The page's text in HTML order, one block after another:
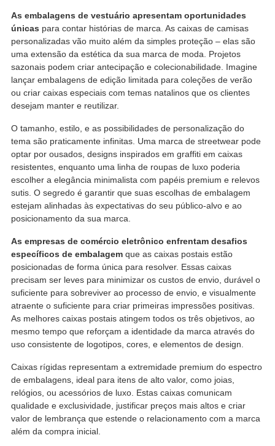
As embalagens de vestuário apresentam oportunidades
únicas para contar histórias de marca. As caixas de camisas
personalizadas vão muito além da simples proteção – elas são
uma extensão da estética da sua marca de moda. Projetos
sazonais podem criar antecipação e colecionabilidade. Imagine
lançar embalagens de edição limitada para coleções de verão
ou criar caixas especiais com temas natalinos que os clientes
desejam manter e reutilizar.
O tamanho, estilo, e as possibilidades de personalização do
tema são praticamente infinitas. Uma marca de streetwear pode
optar por ousados, designs inspirados em graffiti em caixas
resistentes, enquanto uma linha de roupas de luxo poderia
escolher a elegância minimalista com papéis premium e relevos
sutis. O segredo é garantir que suas escolhas de embalagem
estejam alinhadas às expectativas do seu público-alvo e ao
posicionamento da sua marca.
As empresas de comércio eletrônico enfrentam desafios
específicos de embalagemque as caixas postais estão
posicionadas de forma única para resolver. Essas caixas
precisam ser leves para minimizar os custos de envio, durável o
suficiente para sobreviver ao processo de envio, e visualmente
atraente o suficiente para criar primeiras impressões positivas.
As melhores caixas postais atingem todos os três objetivos, ao
mesmo tempo que reforçam a identidade da marca através do
uso consistente de logotipos, cores, e elementos de design.
Caixas rígidas representam a extremidade premium do espectro
de embalagens, ideal para itens de alto valor, como joias,
relógios, ou acessórios de luxo. Estas caixas comunicam
qualidade e exclusividade, justificar preços mais altos e criar
valor de lembrança que estende o relacionamento com a marca
além da compra inicial.